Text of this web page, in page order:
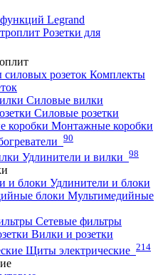
Legrand
Розетки для
Комплекты
Силовые вилки
Силовые розетки
Монтажные коробки
90
Удлинители и вилки 98
Удлинители и блоки
Мультимедийные
Сетевые фильтры
Вилки и розетки
Щиты электрические 214